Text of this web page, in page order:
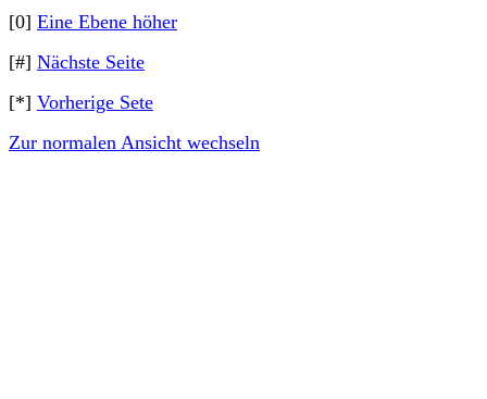
[0] Eine Ebene höher
[#] Nächste Seite
[*] Vorherige Sete
Zur normalen Ansicht wechseln